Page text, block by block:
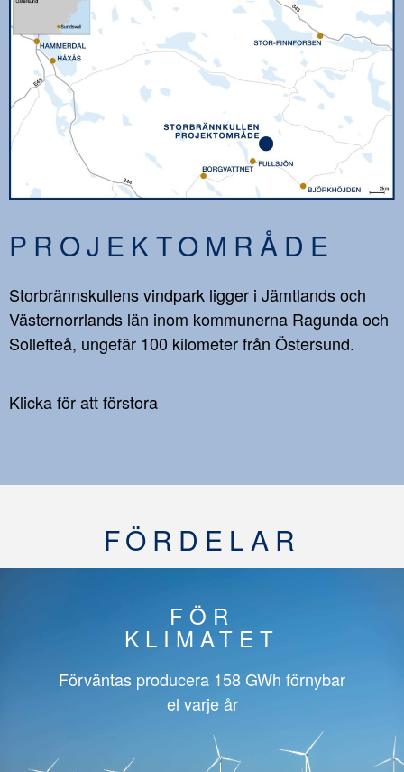
PROJEKTOMRÅDE
Storbrännskullens vindpark ligger i Jämtlands och
Västernorrlands län inom kommunerna Ragunda och
Sollefteå, ungefär 100 kilometer från Östersund.
Klicka för att förstora
FÖRDELAR
FÖR
KLIMATET
Förväntas producera 158 GWh förnybar
el varje år